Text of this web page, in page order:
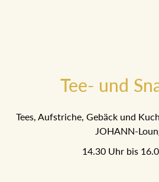
Tee- und
Tees, Aufstriche, Gebäck und
JOHANN-
14.30 Uhr bis